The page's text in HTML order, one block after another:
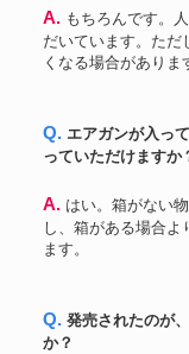
SOCOMGEAR
ワルサー
システマ
システマ
INFINITY
A. もちろんです。人気のないエアガンでも、買取をさせていた
だいています。ただ
くなる場合がありま
Q. エアガンが入っていた箱を紛失してしまいましたが、買い取
っていただけますか
A. はい。箱がない物でも買い取りをさせていただきます。ただ
し、箱がある場合よ
ます。
Q. 発売されたのが、かなり古いエアガンでも、買取は可能です
か？